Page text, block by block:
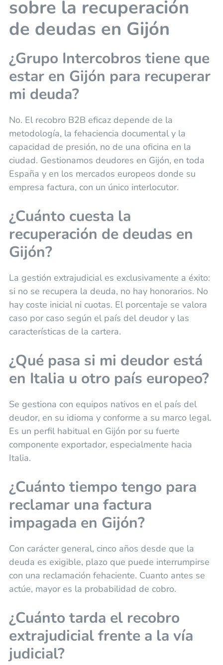
sobre la recuperación
de deudas en Gijón
¿Grupo Intercobros tiene que
estar en Gijón para recuperar
mi deuda?
No. El recobro B2B eficaz depende de la
metodología, la fehaciencia documental y la
capacidad de presión, no de una oficina en la
ciudad. Gestionamos deudores en Gijón, en toda
España y en los mercados europeos donde su
empresa factura, con un único interlocutor.
¿Cuánto cuesta la
recuperación de deudas en
Gijón?
La gestión extrajudicial es exclusivamente a éxito:
si no se recupera la deuda, no hay honorarios. No
hay coste inicial ni cuotas. El porcentaje se valora
caso por caso según el país del deudor y las
características de la cartera.
¿Qué pasa si mi deudor está
en Italia u otro país europeo?
Se gestiona con equipos nativos en el país del
deudor, en su idioma y conforme a su marco legal.
Es un perfil habitual en Gijón por su fuerte
componente exportador, especialmente hacia
Italia.
¿Cuánto tiempo tengo para
reclamar una factura
impagada en Gijón?
Con carácter general, cinco años desde que la
deuda es exigible, plazo que puede interrumpirse
con una reclamación fehaciente. Cuanto antes se
actúe, mayor es la probabilidad de cobro.
¿Cuánto tarda el recobro
extrajudicial frente a la vía
judicial?